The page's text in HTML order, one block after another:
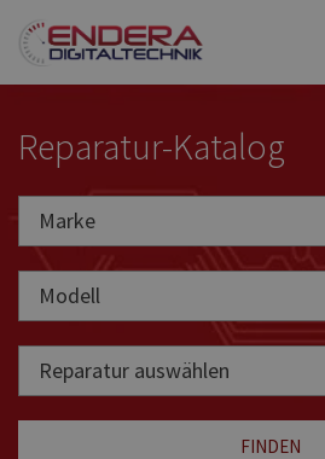
Reparatur-Katalog
MarkeMarke
Modell
Reparatur auswählen
FINDEN